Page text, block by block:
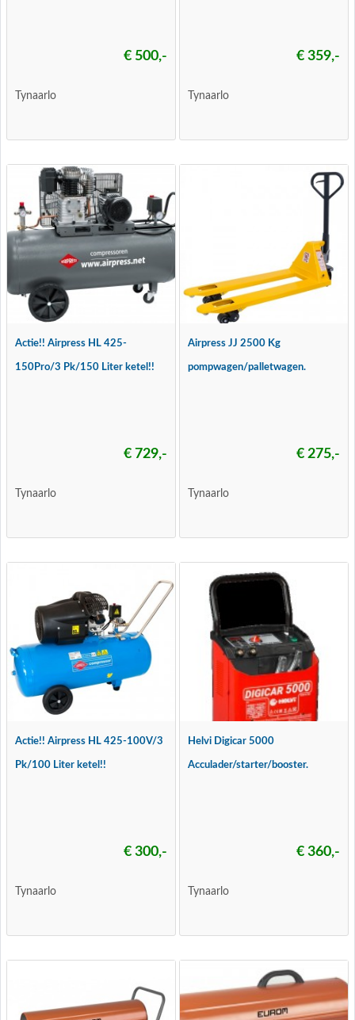
€ 500,-
Tynaarlo
€ 359,-
Tynaarlo
Actie!! Airpress HL 425-
150Pro/3 Pk/150 Liter ketel!!
€ 729,-
Tynaarlo
Airpress JJ 2500 Kg
pompwagen/palletwagen.
€ 275,-
Tynaarlo
Actie!! Airpress HL 425-100V/3
Pk/100 Liter ketel!!
€ 300,-
Tynaarlo
Helvi Digicar 5000
Acculader/starter/booster.
€ 360,-
Tynaarlo